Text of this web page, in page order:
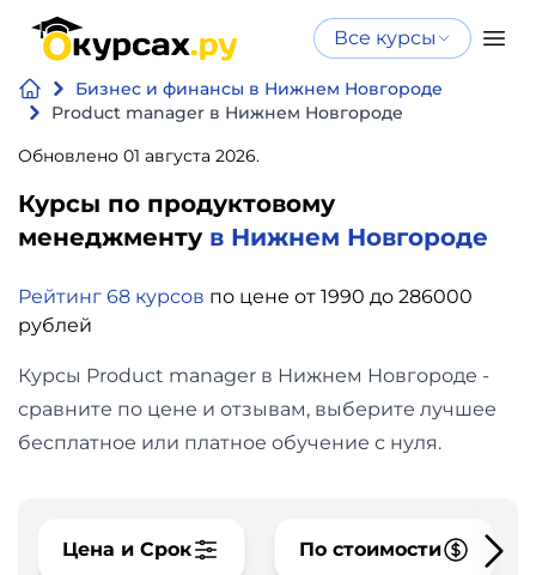
Все курсы
Бизнес и финансы в Нижнем Новгороде
Product manager в Нижнем Новгороде
Обновлено 01 августа 2026.
Курсы по продуктовому
менеджменту в Нижнем Новгороде
Рейтинг 68 курсов по цене от 1990 до 286000
рублей
Курсы Product manager в Нижнем Новгороде -
сравните по цене и отзывам, выберите лучшее
бесплатное или платное обучение с нуля.
Цена и Срок По стоимости
Нейросеть
и ИИ
Программирование
Бизнес
финансы
Дизайн
Аналитика
фото,
Нейросеть и ИИ
интеллекту
Курсы по нейросетям